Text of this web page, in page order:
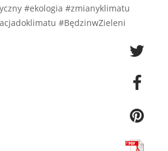
#ekologia #zmianyklimatu
#BędzinwZieleni